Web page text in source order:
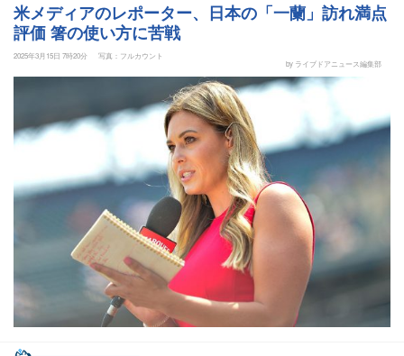
米メディアのレポーター、日本の「一蘭」訪れ満点
評価 箸の使い方に苦戦
2025年3月15日 7時20分
写真：フルカウント
by ライブドアニュース編集部